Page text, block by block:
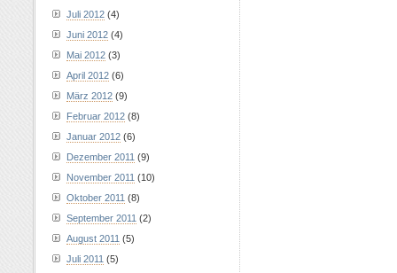
Juli 2012 (4)
Juni 2012 (4)
Mai 2012 (3)
April 2012 (6)
März 2012 (9)
Februar 2012 (8)
Januar 2012 (6)
Dezember 2011 (9)
November 2011 (10)
Oktober 2011 (8)
September 2011 (2)
August 2011 (5)
Juli 2011 (5)